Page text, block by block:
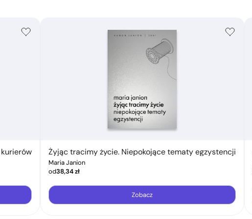
Żyjąc tracimy życie. Niepokojące tematy egzystencji
Maria Janion
od38,34zł
Zobacz